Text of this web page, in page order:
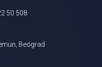
50 508
Beograd